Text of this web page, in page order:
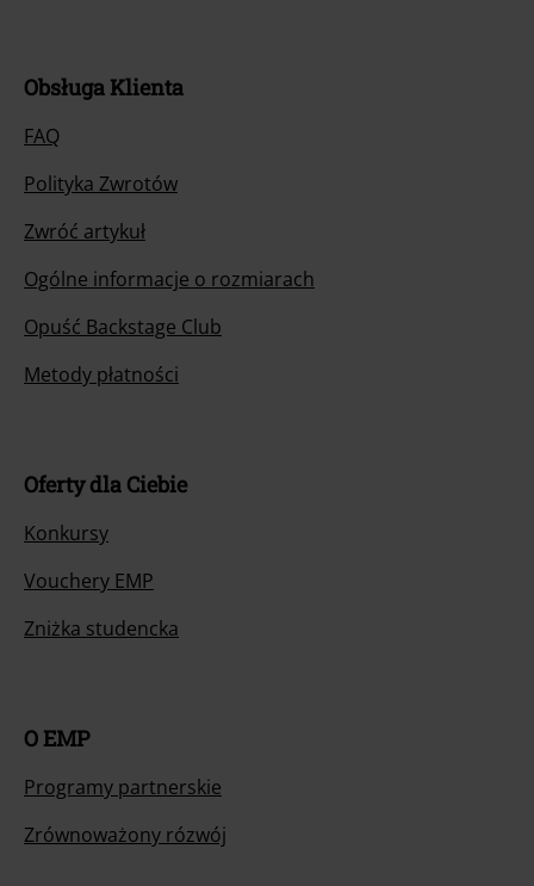
Obsługa Klienta
FAQ
Polityka Zwrotów
Zwróć artykuł
Ogólne informacje o rozmiarach
Opuść Backstage Club
Metody płatności
Oferty dla Ciebie
Konkursy
Vouchery EMP
Zniżka studencka
O EMP
Programy partnerskie
Zrównoważony rózwój